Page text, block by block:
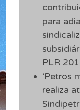
para
PLR
‘Petros
realiza